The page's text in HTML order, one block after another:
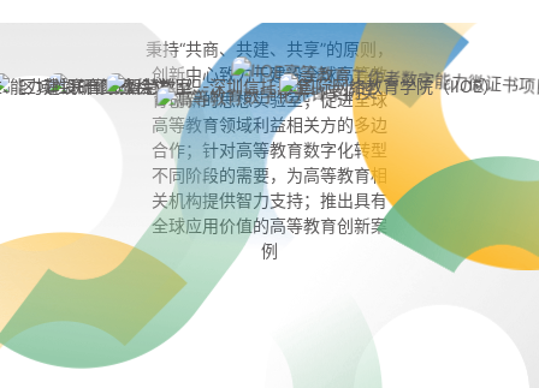
秉持“共商、共建、共享”的原则，
创新中心致力于建设全球高等教
育创新的思想实验室；促进全球
高等教育领域利益相关方的多边
合作；针对高等教育数字化转型
不同阶段的需要，为高等教育相
关机构提供智力支持；推出具有
全球应用价值的高等教育创新案
例
IIOE高等教育工作者数字能力微证书
教科文组织高等教育创新中心与IIOE
制。作为一种更灵活的学习成果及能
IIOE高等教育数字化先锋案例奖是由创新中心设立
合作的高等教育机构和企业在利用技术进步推动高
践方面取得的成就。该奖项致力于发掘IIOE合作伙
助力发展中国家高校教育信息化改革，全面提升ICT应用能力的实践培训
创新中心与多方积极拓展合作空间，促成项目落地，并通过举办或参国际性、区
域性和国家级会议，为全球伙伴及领域内专家搭建交流合作的平台，分享经验和